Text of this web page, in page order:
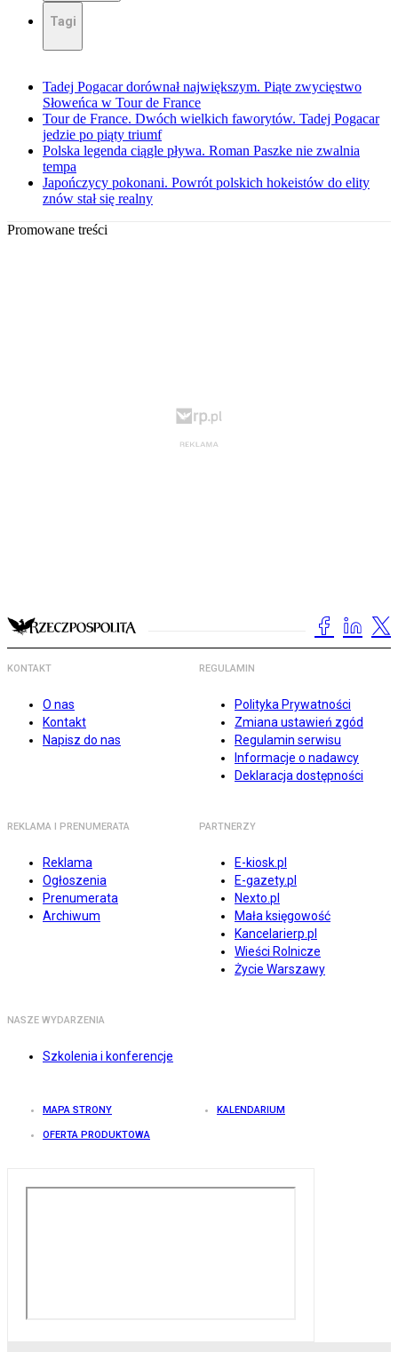
Tagi
Tadej Pogacar dorównał największym. Piąte zwycięstwo
Słoweńca w Tour de France
Tour de France. Dwóch wielkich faworytów. Tadej Pogacar
jedzie po piąty triumf
Polska legenda ciągle pływa. Roman Paszke nie zwalnia
tempa
Japończycy pokonani. Powrót polskich hokeistów do elity
znów stał się realny
Promowane treści
KONTAKT
O nas
Kontakt
Napisz do nas
REGULAMIN
Polityka Prywatności
Zmiana ustawień zgód
Regulamin serwisu
Informacje o nadawcy
Deklaracja dostępności
REKLAMA I PRENUMERATA
Reklama
Ogłoszenia
Prenumerata
Archiwum
PARTNERZY
E-kiosk.pl
E-gazety.pl
Nexto.pl
Mała księgowość
Kancelarierp.pl
Wieści Rolnicze
Życie Warszawy
NASZE WYDARZENIA
Szkolenia i konferencje
MAPA STRONY KALENDARIUM
OFERTA PRODUKTOWA